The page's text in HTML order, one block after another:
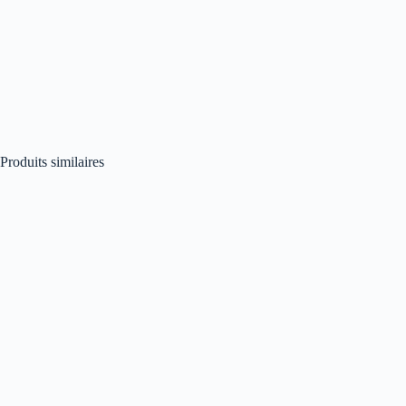
Produits similaires